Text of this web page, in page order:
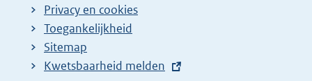
Privacy en cookies
Toegankelijkheid
Sitemap
E
Kwetsbaarheid melden